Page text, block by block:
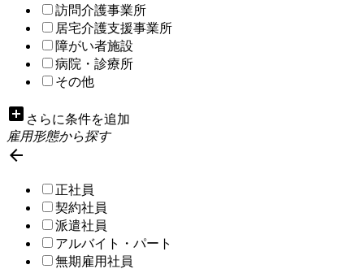
訪問介護事業所
居宅介護支援事業所
障がい者施設
病院・診療所
その他
add_box さらに条件を追加
雇用形態から探す

正社員
契約社員
派遣社員
アルバイト・パート
無期雇用社員